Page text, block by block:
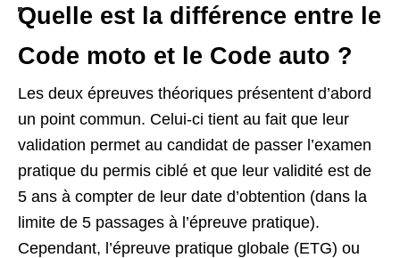
Quelle est la différence entre le
Code moto et le Code auto ?
Les deux épreuves théoriques présentent d’abord
un point commun. Celui-ci tient au fait que leur
validation permet au candidat de passer l’examen
pratique du permis ciblé et que leur validité est de
5 ans à compter de leur date d’obtention (dans la
limite de 5 passages à l’épreuve pratique).
Cependant, l’épreuve pratique globale (ETG) ou